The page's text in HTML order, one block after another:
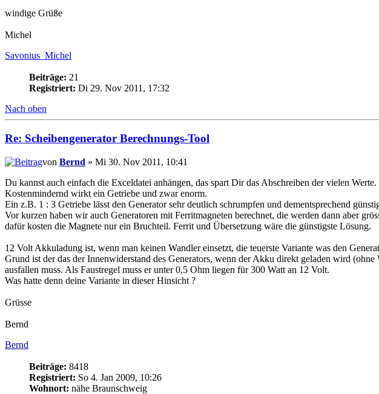
windige Grüße
Michel
Savonius_Michel
Beiträge: 21
Registriert: Di 29. Nov 2011, 17:32
Nach oben
Re: Scheibengenerator Berechnungs-Tool
von Bernd » Mi 30. Nov 2011, 10:41
Du kannst auch einfach die Exceldatei anhängen, das spart Dir das Abschreiben der vielen Werte.
Kostenmindernd wirkt ein Getriebe und zwar enorm.
Ein z.B. 1 : 3 Getriebe lässt den Generator sehr deutlich schrumpfen und dementsprechend
Vor kurzen haben wir auch Generatoren mit Ferritmagneten berechnet, die werden dann aber
dafür kosten die Magnete nur ein Bruchteil. Ferrit und Übersetzung wäre die günstigste Lösung.
12 Volt Akkuladung ist, wenn man keinen Wandler einsetzt, die teuerste Variante was den
Grund ist der das der Innenwiderstand des Generators, wenn der Akku direkt geladen wird (ohne
ausfallen muss. Als Faustregel muss er unter 0,5 Ohm liegen für 300 Watt an 12 Volt.
Was hatte denn deine Variante in dieser Hinsicht ?
Grüsse
Bernd
Bernd
Beiträge: 8418
Registriert: So 4. Jan 2009, 10:26
Wohnort: nähe Braunschweig